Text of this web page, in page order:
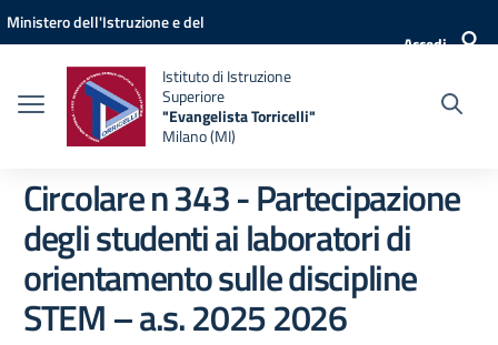
Vai ai contenuti
Vai al menu di navigazione
Vai al footer
Ministero dell'Istruzione e del
Accedi
Istituto di Istruzione
Superiore
"Evangelista Torricelli"
Milano (MI)
Circolare n 343 - Partecipazione
degli studenti ai laboratori di
orientamento sulle discipline
STEM – a.s. 2025 2026